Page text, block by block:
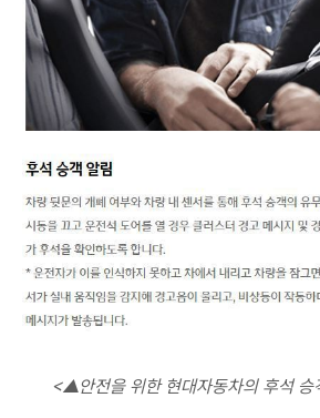
<▲안전을 위한 현대자동차의 후석 승